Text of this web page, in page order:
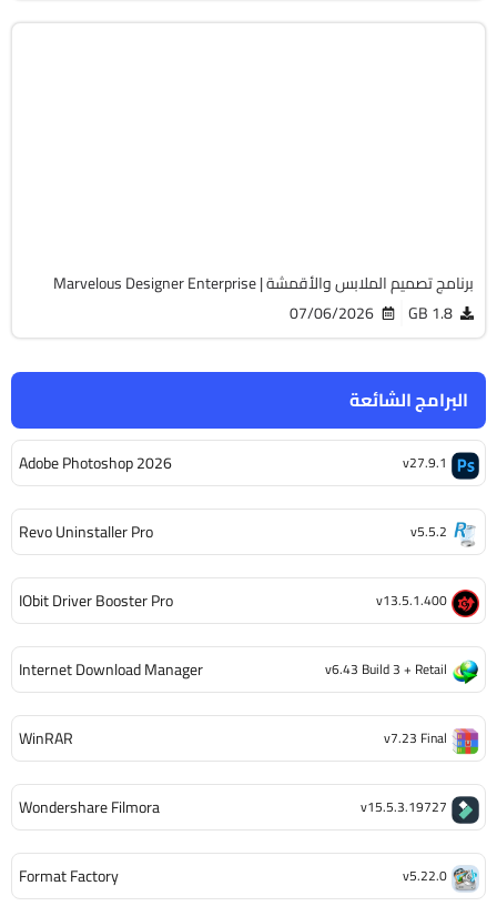
البرامج الشائعة
Adobe Photoshop 2026 v27.9.1
Revo Uninstaller Pro v5.5.2
IObit Driver Booster Pro v13.5.1.400
Internet Download Manager v6.43 Build 3 + Retail
WinRAR v7.23 Final
Wondershare Filmora v15.5.3.19727
Format Factory v5.22.0
برنامج تصميم الملابس والأقمشة | Marvelous Designer Enterprise
1.8 GB
07/06/2026